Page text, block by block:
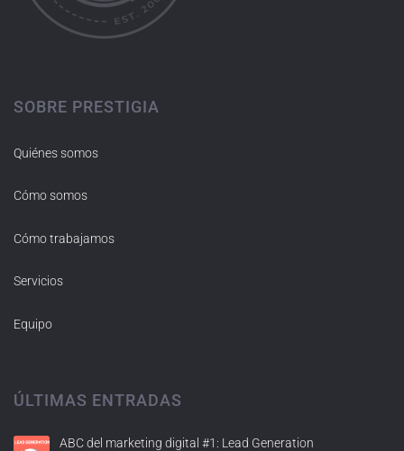
SOBRE PRESTIGIA
Quiénes somos
Cómo somos
Cómo trabajamos
Servicios
Equipo
ÚLTIMAS ENTRADAS
ABC del marketing digital #1: Lead Generation